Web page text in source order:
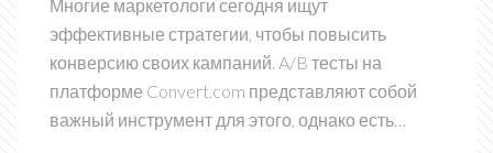
Многие маркетологи сегодня ищут
эффективные стратегии, чтобы повысить
конверсию своих кампаний. A/B тесты на
платформе Convert.com представляют собой
важный инструмент для этого, однако есть